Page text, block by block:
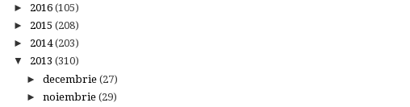
► 2016 (105)
► 2015 (208)
► 2014(203)
▼ 2013 (310)
► decembrie (27)
► noiembrie (29)